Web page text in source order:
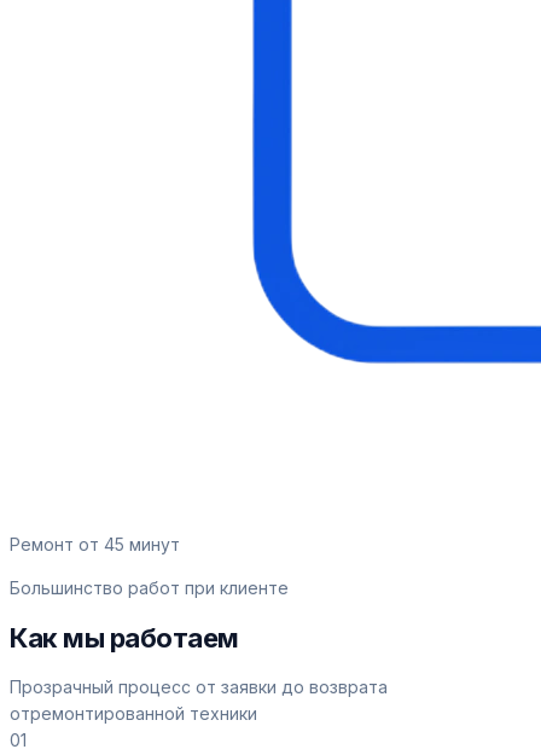
Ремонт от 45 минут
Большинство работ при клиенте
Как мы работаем
Прозрачный процесс от заявки до возврата
отремонтированной техники
01